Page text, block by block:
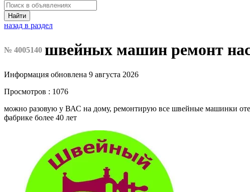
Найти
назад в раздел
№ 4005140 швейных машин ремонт
Информация обновлена 9 августа 2026
Просмотров : 1076
можно разовую у ВАС на дому, ремонтирую все швейные машинки
фабрике более 40 лет